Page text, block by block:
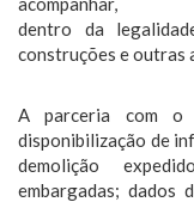
dentro da
construções e outras
A parceria com o
disponibilização de
demolição
embargadas; dados